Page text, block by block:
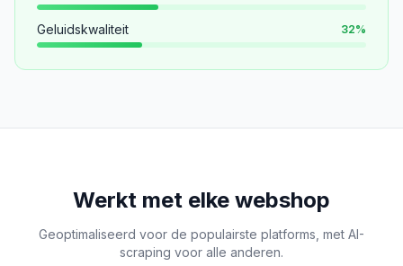
Geluidskwaliteit 32%
Werkt met elke webshop
Geoptimaliseerd voor de populairste platforms, met AI-
scraping voor alle anderen.